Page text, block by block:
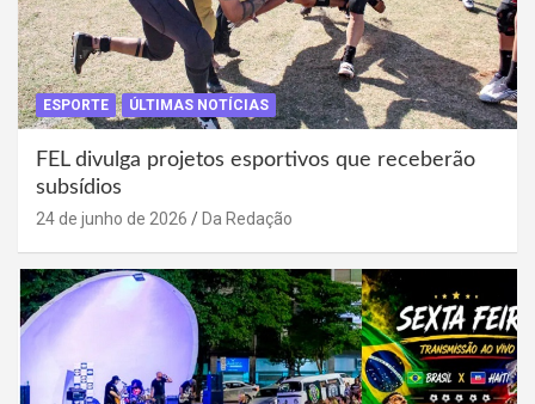
ESPORTE ÚLTIMAS NOTÍCIAS
FEL divulga projetos esportivos que receberão
subsídios
24 de junho de 2026 Da Redação